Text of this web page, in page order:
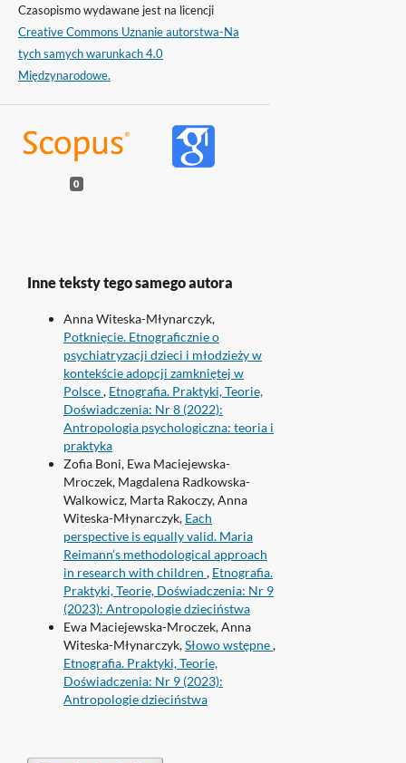
Czasopismo wydawane jest na licencji
Creative Commons Uznanie autorstwa-Na
tych samych warunkach 4.0
Międzynarodowe.
0
Inne teksty tego samego autora
Anna Witeska-Młynarczyk,
Potknięcie. Etnograficznie o
psychiatryzacji dzieci i młodzieży w
kontekście adopcji zamkniętej w
Polsce, Etnografia. Praktyki, Teorie,
Doświadczenia: Nr 8 (2022):
Antropologia psychologiczna: teoria i
praktyka
Zofia Boni, Ewa Maciejewska-
Mroczek, Magdalena Radkowska-
Walkowicz, Marta Rakoczy, Anna
Witeska-Młynarczyk, Each
perspective is equally valid. Maria
Reimann’s methodological approach
in research with children , Etnografia.
Praktyki, Teorie, Doświadczenia: Nr 9
(2023): Antropologie dzieciństwa
Ewa Maciejewska-Mroczek, Anna
Witeska-Młynarczyk,Słowo wstępne,
Etnografia. Praktyki, Teorie,
Doświadczenia: Nr 9 (2023):
Antropologie dzieciństwa